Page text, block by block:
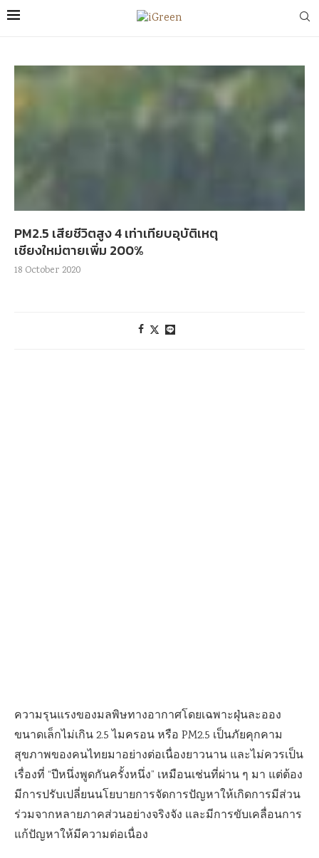
PM2.5 เสียชีวิตสูง 4 เท่าเทียบอุบัติเหตุ
เชียงใหม่ตายเพิ่ม 200%
18 October 2020
ความรุนแรงของมลพิษทางอากาศโดยเฉพาะฝุ่นละออง
ขนาดเล็กไม่เกิน 2.5 ไมครอน หรือ PM2.5 เป็นภัยคุกคาม
สุขภาพของคนไทยมาอย่างต่อเนื่องยาวนาน และไม่ควรเป็น
เรื่องที่ “ปีหนึ่งพูดกันครั้งหนึ่ง” เหมือนเช่นที่ผ่าน ๆ มา แต่ต้อง
มีการปรับเปลี่ยนนโยบายการจัดการปัญหาให้เกิดการมีส่วน
ร่วมจากหลายภาคส่วนอย่างจริงจัง และมีการขับเคลื่อนการ
แก้ปัญหาให้มีความต่อเนื่อง